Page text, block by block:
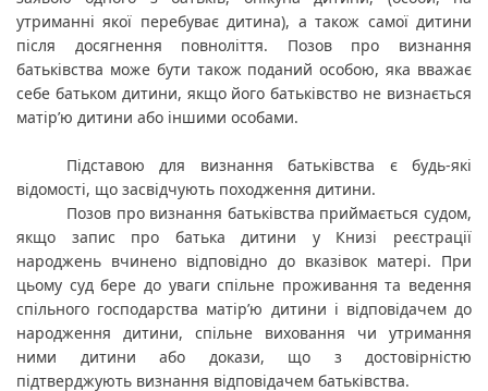
утриманні якої перебуває дитина), а також самої дитини
після досягнення повноліття. Позов про визнання
батьківства може бути також поданий особою, яка вважає
себе батьком дитини, якщо його батьківство не визнається
матір’ю дитини або іншими особами.
Підставою для визнання батьківства є будь-які
відомості, що засвідчують походження дитини.
Позов про визнання батьківства приймається судом,
якщо запис про батька дитини у Книзі реєстрації
народжень вчинено відповідно до вказівок матері. При
цьому суд бере до уваги спільне проживання та ведення
спільного господарства матір’ю дитини і відповідачем до
народження дитини, спільне виховання чи утримання
ними дитини або докази, що з достовірністю
підтверджують визнання відповідачем батьківства.